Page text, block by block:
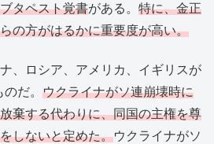
ブタペスト覚書がある。 特に、金正
の方がはるかに重要度が高い。
、ロシア、アメリカ、イギリスが
だ。 ウクライナがソ連崩壊時に
棄する代わりに、同国の主権を尊
しないと定めた。ウクライナがソ